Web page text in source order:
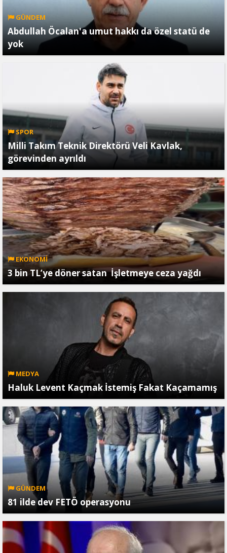
GÜNDEM
Abdullah Öcalan'a umut hakkı da özel statü de
yok
SPOR
Milli Takım Teknik Direktörü Veli Kavlak,
görevinden ayrıldı
EKONOMİ
3 bin TL’ye döner satan İşletmeye ceza yağdı
MEDYA
Haluk Levent Kaçmak İstemiş Fakat Kaçamamış
GÜNDEM
81 ilde dev FETÖ operasyonu